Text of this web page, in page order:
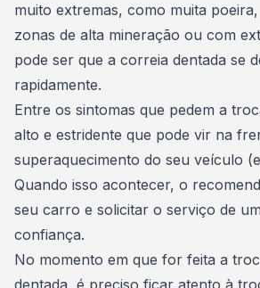
muito extremas, como muita
zonas de alta mineração ou com
pode ser que a correia dentada se
rapidamente.
Entre os sintomas que pedem a
alto e estridente que pode vir na
superaquecimento do seu veículo
Quando isso acontecer, o
seu carro e solicitar o serviço de
confiança.
No momento em que for feita a
dentada, é preciso ficar atento à